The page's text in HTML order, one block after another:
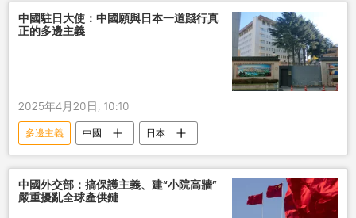
中國駐日大使：中國願與日本一道踐行真
正的多邊主義
2025年4月20日, 10:10
多邊主義 中國 日本
中國外交部：搞保護主義、建“小院高牆”
嚴重擾亂全球產供鏈